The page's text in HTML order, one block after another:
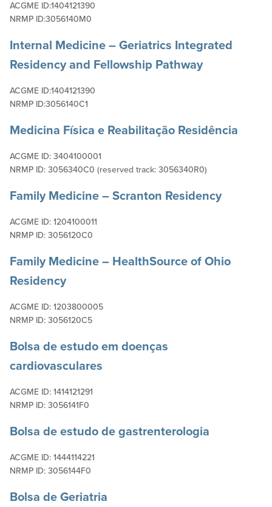
ACGME ID:1404121390
NRMP ID:3056140M0
Internal Medicine – Geriatrics Integrated
Residency and Fellowship Pathway
ACGME ID:1404121390
NRMP ID:3056140C1
Medicina Física e Reabilitação Residência
ACGME ID: 3404100001
NRMP ID: 3056340C0 (reserved track: 3056340R0)
Family Medicine – Scranton Residency
ACGME ID: 1204100011
NRMP ID: 3056120C0
Family Medicine – HealthSource of Ohio
Residency
ACGME ID: 1203800005
NRMP ID: 3056120C5
Bolsa de estudo em doenças
cardiovasculares
ACGME ID: 1414121291
NRMP ID: 3056141F0
Bolsa de estudo de gastrenterologia
ACGME ID: 1444114221
NRMP ID: 3056144F0
Bolsa de Geriatria